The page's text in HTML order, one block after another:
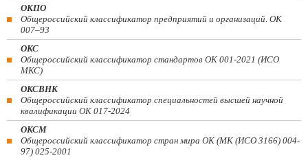
ОКПО
Общероссийский классификатор предприятий и организаций. ОК
007–93
ОКС
Общероссийский классификатор стандартов ОК 001-2021 (ИСО
МКС)
ОКСВНК
Общероссийский классификатор специальностей высшей научной
квалификации ОК 017-2024
ОКСМ
Общероссийский классификатор стран мира ОК (МК (ИСО 3166) 004-
97) 025-2001